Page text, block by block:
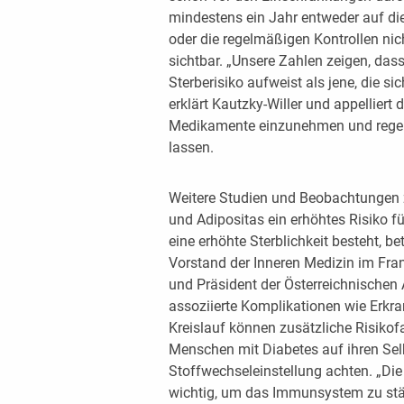
mindestens ein Jahr entweder auf
oder die regelmäßigen Kontrollen
sichtbar. „Unsere Zahlen zeigen,
Sterberisiko aufweist als jene, die
erklärt Kautzky-Willer und appelliert
Medikamente einzunehmen und
lassen.
Weitere Studien und
und Adipositas ein erhöhtes Risiko
eine erhöhte Sterblichkeit besteht,
Vorstand der Inneren Medizin im
und Präsident der
assoziierte Komplikationen wie
Kreislauf können zusätzliche
Menschen mit Diabetes auf ihren
Stoffwechseleinstellung achten.
wichtig, um das Immunsystem zu